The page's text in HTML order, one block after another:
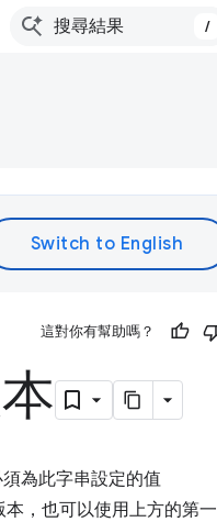
/
這對你有幫助嗎？
為此字串設定的值
，也可以使用上方的第一